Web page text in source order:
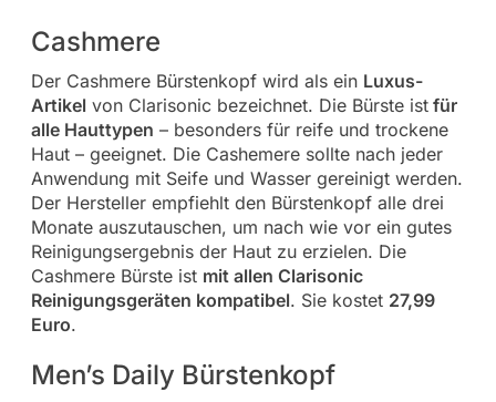
Cashmere
Der Cashmere Bürstenkopf wird als ein Luxus-
Artikel von Clarisonic bezeichnet. Die Bürste istfür
alle Hauttypen – besonders für reife und trockene
Haut – geeignet. Die Cashemere sollte nach jeder
Anwendung mit Seife und Wasser gereinigt werden.
Der Hersteller empfiehlt den Bürstenkopf alle drei
Monate auszutauschen, um nach wie vor ein gutes
Reinigungsergebnis der Haut zu erzielen. Die
Cashmere Bürste ist mit allen Clarisonic
Reinigungsgeräten kompatibel. Sie kostet 27,99
Euro.
Men’s Daily Bürstenkopf